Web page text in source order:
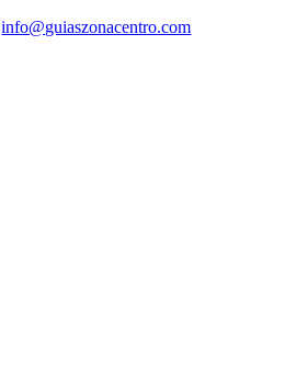
info@guiaszonacentro.com